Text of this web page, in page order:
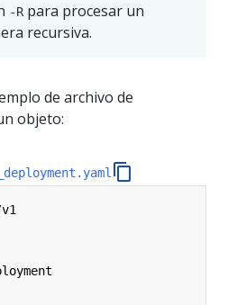
-Rpara procesar un
recursiva.
de archivo de
objeto: